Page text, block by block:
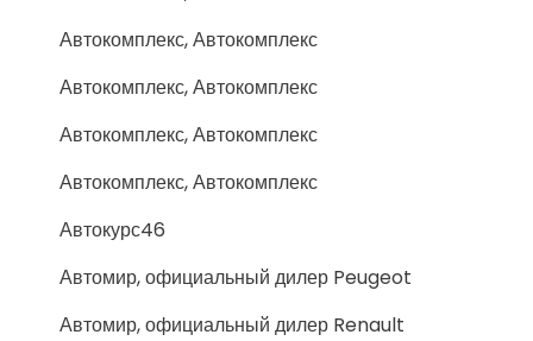
Автокомплекс, Автокомплекс
Автокомплекс, Автокомплекс
Автокомплекс, Автокомплекс
Автокомплекс, Автокомплекс
Автокурс46
Автомир, официальный дилер Peugeot
Автомир, официальный дилер Renault